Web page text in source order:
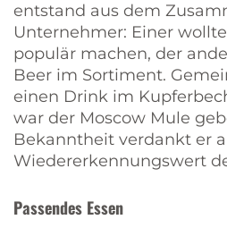
entstand aus dem
Unternehmer: Einer
populär machen, der
Beer im Sortiment.
einen Drink im
war der Moscow Mule
Bekanntheit verdankt er
Wiedererkennungswert
Passendes Essen